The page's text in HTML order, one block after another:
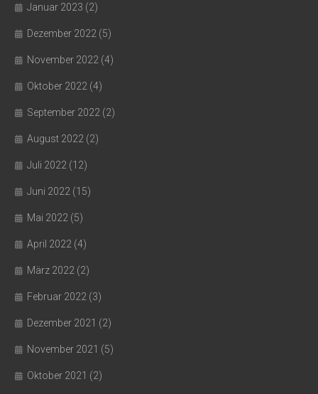
Januar 2023 (2)
Dezember 2022 (5)
November 2022 (4)
Oktober 2022 (4)
September 2022 (2)
August 2022 (2)
Juli 2022 (12)
Juni 2022 (15)
Mai 2022 (5)
April 2022 (4)
März 2022 (2)
Februar 2022 (3)
Dezember 2021 (2)
November 2021 (5)
Oktober 2021 (2)